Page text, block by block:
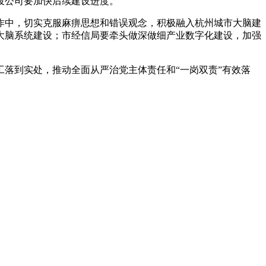
，切实克服麻痹思想和错误观念，积极融入杭州城市大脑建
系统建设；市经信局要牵头做深做细产业数字化建设，加强
到实处，推动全面从严治党主体责任和“一岗双责”有效落